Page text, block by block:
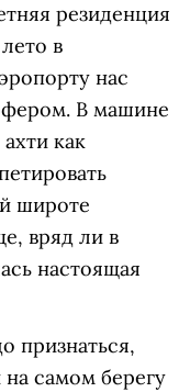
резиденция
в
нас
В машине
как
широте
вряд ли в
настоящая
признаться,
самом берегу